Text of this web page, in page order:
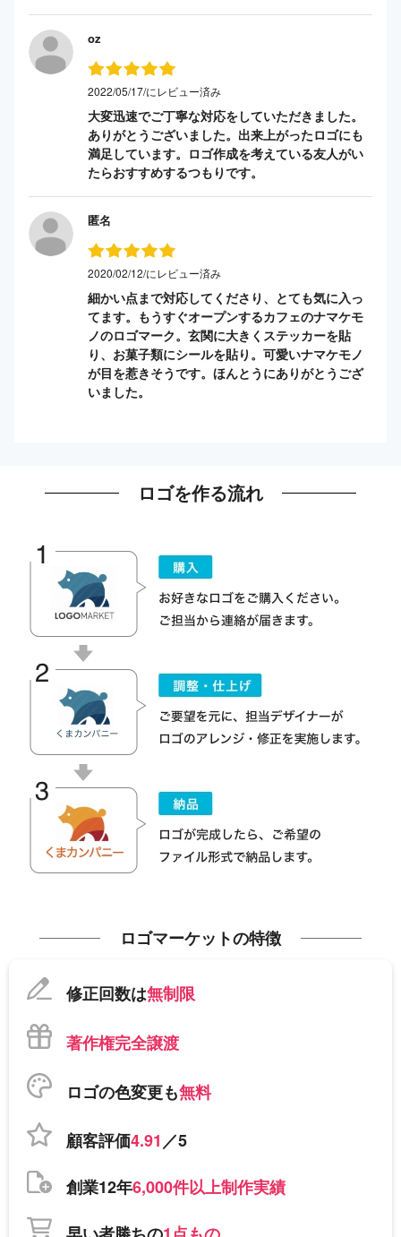
oz
2022/05/17/にレビュー済み
大変迅速でご丁寧な対応をしていただきました。
ありがとうございました。出来上がったロゴにも
満足しています。ロゴ作成を考えている友人がい
たらおすすめするつもりです。
匿名
2020/02/12/にレビュー済み
細かい点まで対応してくださり、とても気に入っ
てます。もうすぐオープンするカフェのナマケモ
ノのロゴマーク。玄関に大きくステッカーを貼
り、お菓子類にシールを貼り。可愛いナマケモノ
が目を惹きそうです。ほんとうにありがとうござ
いました。
ロゴを作る流れ
ロゴマーケットの特徴
修正回数は無制限
著作権完全譲渡
ロゴの色変更も無料
顧客評価4.91／5
創業12年6,000件以上制作実績